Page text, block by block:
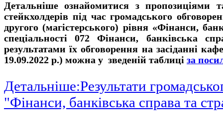
Детальніше ознайомитися з пропозиціями
стейкхолдерів під час громадського
другого (магістерського) рівня «Фінанси,
спеціальності 072 Фінанси, банківська
результатами їх обговорення на засіданні
19.09.2022 р.) можна у зведеній таблиці за
Детальніше:Результати
"Фінанси, банківська справа та